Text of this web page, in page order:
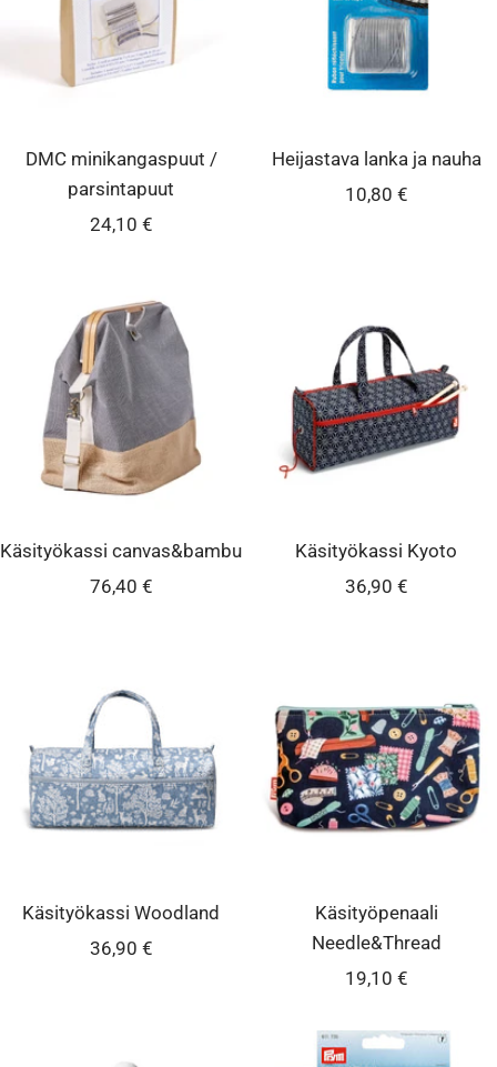
DMC minikangaspuut /
parsintapuut
Alennushinta
24,10 €
Heijastava lanka ja nauha
Alennushinta
10,80 €
Käsityökassi canvas&bambu
Alennushinta
76,40 €
Käsityökassi Kyoto
Alennushinta
36,90 €
Käsityökassi Woodland
Alennushinta
36,90 €
Käsityöpenaali
Needle&Thread
Alennushinta
19,10 €